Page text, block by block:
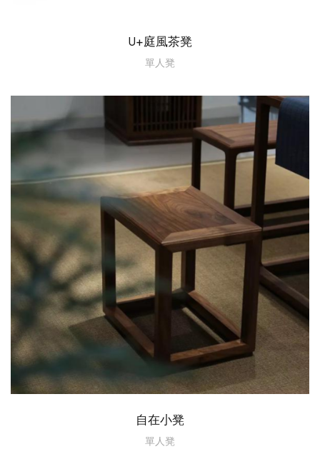
U+庭風茶凳
單人凳
自在小凳
單人凳